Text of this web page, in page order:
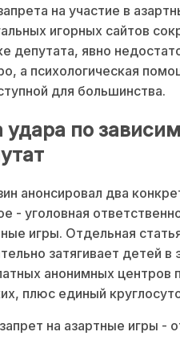
на участие в
игорных сайтов
депутата, явно
а психологическая
для большинства.
удара по
анонсировал два
- уголовная
игры. Отдельная
затягивает детей
анонимных центров
плюс единый
на азартные игры -